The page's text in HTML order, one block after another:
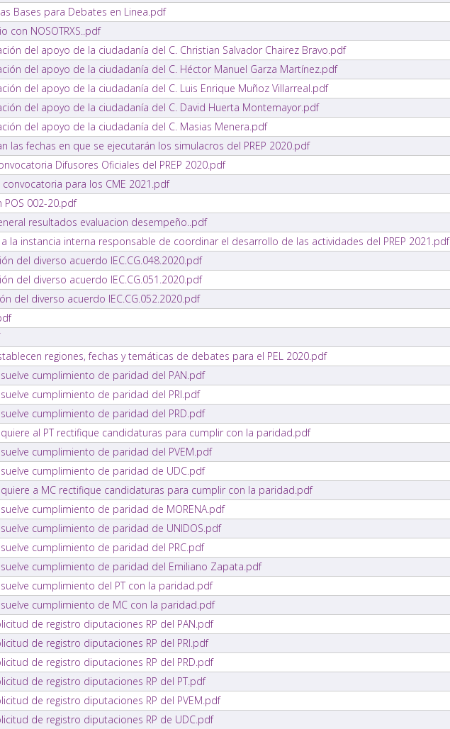
Bases para Debates en Linea.pdf
con NOSOTRXS..pdf
del apoyo de la ciudadanía del C. Christian Salvador Chairez Bravo.pdf
del apoyo de la ciudadanía del C. Héctor Manuel Garza Martínez.pdf
del apoyo de la ciudadanía del C. Luis Enrique Muñoz Villarreal.pdf
del apoyo de la ciudadanía del C. David Huerta Montemayor.pdf
del apoyo de la ciudadanía del C. Masias Menera.pdf
las fechas en que se ejecutarán los simulacros del PREP 2020.pdf
Difusores Oficiales del PREP 2020.pdf
para los CME 2021.pdf
POS 002-20.pdf
resultados evaluacion desempeño..pdf
la instancia interna responsable de coordinar el desarrollo de las actividades del PREP 2021.pdf
del diverso acuerdo IEC.CG.048.2020.pdf
del diverso acuerdo IEC.CG.051.2020.pdf
del diverso acuerdo IEC.CG.052.2020.pdf
regiones, fechas y temáticas de debates para el PEL 2020.pdf
cumplimiento de paridad del PAN.pdf
cumplimiento de paridad del PRI.pdf
cumplimiento de paridad del PRD.pdf
al PT rectifique candidaturas para cumplir con la paridad.pdf
cumplimiento de paridad del PVEM.pdf
cumplimiento de paridad de UDC.pdf
a MC rectifique candidaturas para cumplir con la paridad.pdf
cumplimiento de paridad de MORENA.pdf
cumplimiento de paridad de UNIDOS.pdf
cumplimiento de paridad del PRC.pdf
cumplimiento de paridad del Emiliano Zapata.pdf
cumplimiento del PT con la paridad.pdf
cumplimiento de MC con la paridad.pdf
de registro diputaciones RP del PAN.pdf
de registro diputaciones RP del PRI.pdf
de registro diputaciones RP del PRD.pdf
de registro diputaciones RP del PT.pdf
de registro diputaciones RP del PVEM.pdf
de registro diputaciones RP de UDC.pdf